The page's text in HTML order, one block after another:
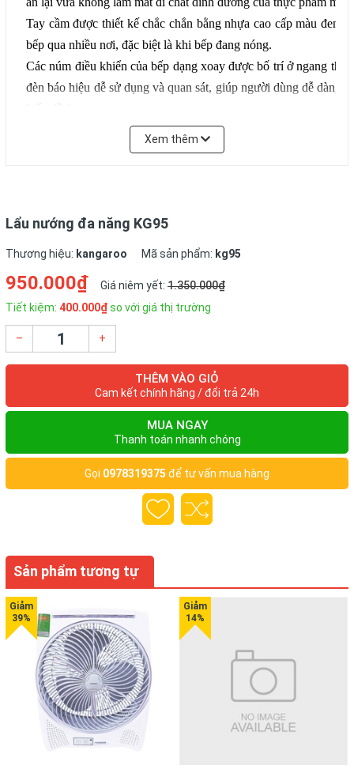
Tay cầm được thiết kế chắc chắn bằng nhựa cao cấp màu đen,
bếp qua nhiều nơi, đặc biệt là khi bếp đang nóng.
Các núm điều khiển của bếp dạng xoay được bố trí ở ngang
đèn báo hiệu dễ sử dụng và quan sát, giúp người dùng dễ dàng
Thiết kế độc đáo nhất của bếp chính là thiết kế đa chức năng
Nồi lẩu được thiết kế gọn vào một góc của vỉ nướng, có diện
nhiều diện tích của lòng chảo nướng, mà lại có dung tích nồi
toàn có thể sử dụng nồi cho cả hai món ăn trên trong cùng một
Bếp còn có thiết kế 2 bảng điều khiển cho 2 chức năng riêng
cố chập mạch, cháy nổ. Bên cạnh đó, nhờ thiết kế hệ thống
nhiệt độ lên quá cao nên bếp sẽ đảm bảo an toàn cho cả gia
bạn.
Nếu bạn muốn chọn mua một bếp nướng kết hợp nồi lẩu
Kangaroo KG95 là một lựa chọn rất đáng để xem xét.
Xem thêm
Lẩu nướng đa năng KG95
Thương hiệu: kangaroo Mã sản phẩm: kg95
950.000₫ Giá niêm yết: 1.350.000₫
Tiết kiệm: 400.000₫so với giá thị trường
– +
THÊM VÀO GIỎ
Cam kết chính hãng / đổi trả 24h
MUA NGAY
Thanh toán nhanh chóng
Gọi 0978319375 để tư vấn mua hàng
Sản phẩm tương tự